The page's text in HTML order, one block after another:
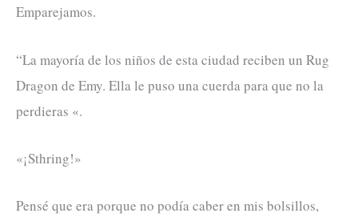
Emparejamos.
“La mayoría de los niños de esta ciudad reciben un Rug
Dragon de Emy. Ella le puso una cuerda para que no la
perdieras «.
«¡Sthring!»
Pensé que era porque no podía caber en mis bolsillos,